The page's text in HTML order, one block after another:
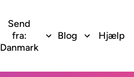
Send
fra:
Danmark
Blog Hjælp